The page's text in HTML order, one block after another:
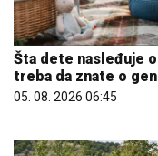
Šta dete nasleđuje
treba da znate o
05. 08. 2026 06:45